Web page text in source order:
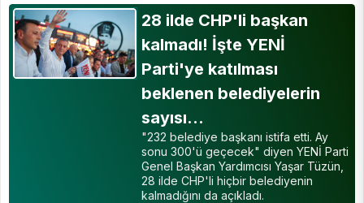
28 ilde CHP'li başkan
kalmadı! İşte YENİ
Parti'ye katılması
beklenen belediyelerin
sayısı…
"232 belediye başkanı istifa etti. Ay
sonu 300'ü geçecek" diyen YENİ Parti
Genel Başkan Yardımcısı Yaşar Tüzün,
28 ilde CHP'li hiçbir belediyenin
kalmadığını da açıkladı.